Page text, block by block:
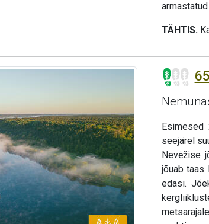
TÄHTIS.
seejärel
Nevėžise
jõuab taas
edasi.